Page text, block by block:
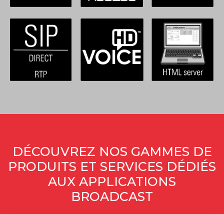
DÉCOUVREZ NOS GAMMES DE
PRODUITS ET SERVICES DÉDIÉS
AUX APPLICATIONS
BROADCAST